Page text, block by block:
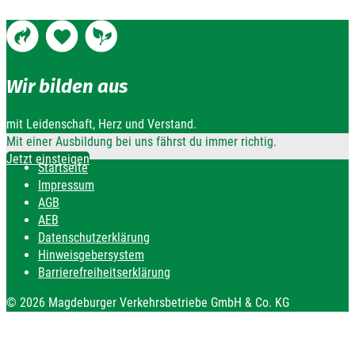
Wir bilden aus
mit Leidenschaft, Herz und Verstand.
Mit einer Ausbildung bei uns fährst du immer richtig.
Jetzt einsteigen
Startseite
Impressum
AGB
AEB
Datenschutzerklärung
Hinweisgebersystem
Barrierefreiheitserklärung
© 2026 Magdeburger Verkehrsbetriebe GmbH & Co. KG